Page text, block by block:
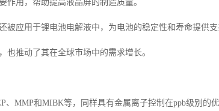
作用，帮助提高液晶屏的制造质量。
被应用于锂电池电解液中，为电池的稳定性和寿命提供支
也推动了其在全球市场中的需求增长。
、MMP和MIBK等，同样具有金属离子控制在ppb级别的优